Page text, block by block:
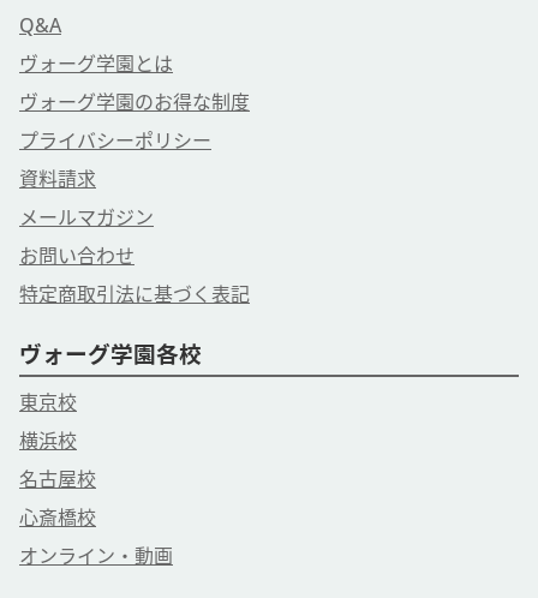
Q&A
ヴォーグ学園とは
ヴォーグ学園のお得な制度
プライバシーポリシー
資料請求
メールマガジン
お問い合わせ
特定商取引法に基づく表記
ヴォーグ学園各校
東京校
横浜校
名古屋校
心斎橋校
オンライン・動画